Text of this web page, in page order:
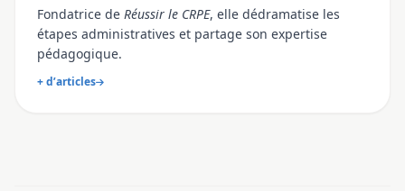
Fondatrice de Réussir le CRPE, elle dédramatise les
étapes administratives et partage son expertise
pédagogique.
+ d’articles